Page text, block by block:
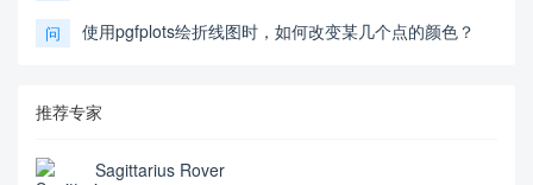
问 使用pgfplots绘折线图时，如何改变某几个点的颜色？
推荐专家
Sagittarius Rover